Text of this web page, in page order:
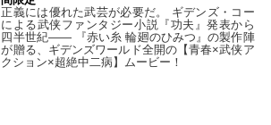
正義には優れた武芸が必要だ。 ギデンズ・コー
による武侠ファンタジー小説『功夫』発表から
四半世紀―― 『赤い糸 輪廻のひみつ』の製作陣
が贈る、ギデンズワールド全開の【青春×武侠ア
クション×超絶中二病】ムービー！